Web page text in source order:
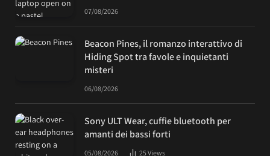
07/08/2026
Beacon Pines, il romanzo interattivo di
Hiding Spot tra favole e inquietanti
misteri
06/08/2026
Sony ULT Wear, cuffie bluetooth per
amanti dei bassi forti
05/08/2026 25Views